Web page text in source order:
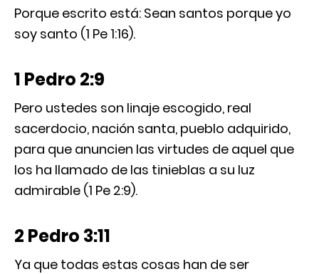
Porque escrito está: Sean santos porque yo
soy santo (1 Pe 1:16).
1 Pedro 2:9
Pero ustedes son linaje escogido, real
sacerdocio, nación santa, pueblo adquirido,
para que anuncien las virtudes de aquel que
los ha llamado de las tinieblas a su luz
admirable (1 Pe 2:9).
2 Pedro 3:11
Ya que todas estas cosas han de ser